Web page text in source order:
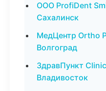
ООО ProfiDent
Сахалинск
МедЦентр Ortho
Волгоград
ЗдравПункт
Владивосток